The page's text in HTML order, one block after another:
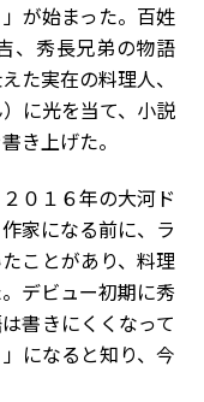
が始まった。百姓
、秀長兄弟の物語
た実在の料理人、
に光を当て、小説
き上げた。
０１６年の大河ド
家になる前に、ラ
ことがあり、料理
デビュー初期に秀
書きにくくなって
になると知り、今